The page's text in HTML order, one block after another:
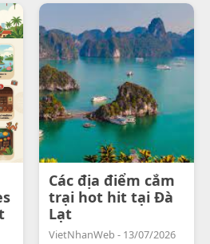
Các địa điểm cắm
trại hot hit tại Đà
Lạt
VietNhanWeb - 13/07/2026